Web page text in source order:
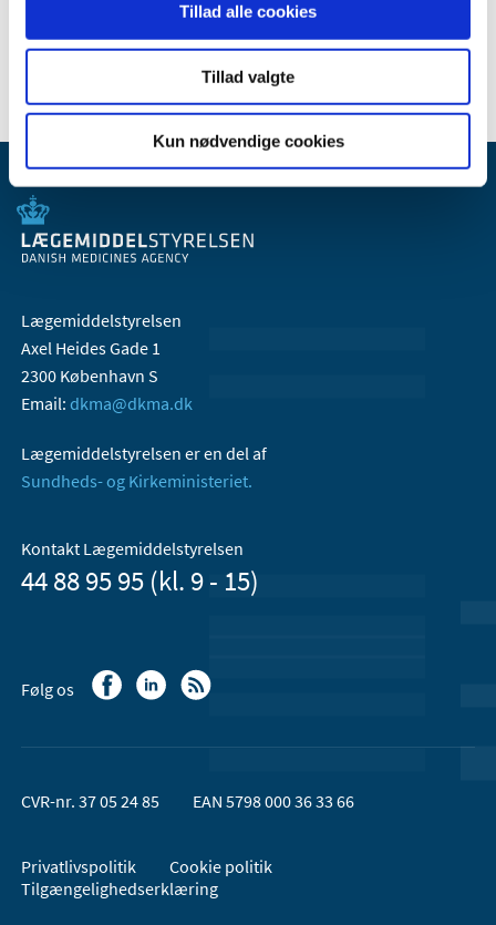
Tillad alle cookies
Tillad valgte
Kun nødvendige cookies
2005 (2)
Lægemiddelstyrelsen
Axel Heides Gade 1
2300 København S
Email: dkma@dkma.dk
Lægemiddelstyrelsen er en del af
Sundheds- og Kirkeministeriet.
Kontakt Lægemiddelstyrelsen
44 88 95 95 (kl. 9 - 15)
Følg os
CVR-nr. 37 05 24 85 EAN 5798 000 36 33 66
Privatlivspolitik
Cookie politik
Tilgængelighedserklæring